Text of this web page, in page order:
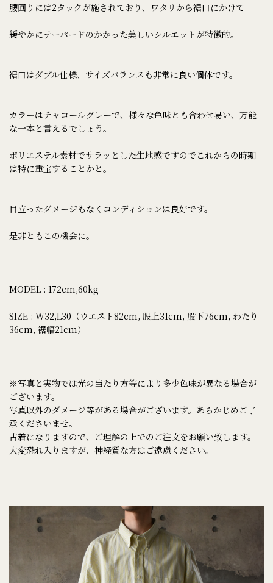
腰回りには2タックが施されており、ワタリから裾口にかけて
緩やかにテーパードのかかった美しいシルエットが特徴的。
裾口はダブル仕様、サイズバランスも非常に良い個体です。
カラーはチャコールグレーで、様々な色味とも合わせ易い、万能
な一本と言えるでしょう。
ポリエステル素材でサラッとした生地感ですのでこれからの時期
は特に重宝することかと。
目立ったダメージもなくコンディションは良好です。
是非ともこの機会に。
MODEL : 172cm,60kg
SIZE : W32,L30（ウエスト82cm, 股上31cm, 股下76cm, わたり
36cm, 裾幅21cm）
※写真と実物では光の当たり方等により多少色味が異なる場合が
ございます。
写真以外のダメージ等がある場合がございます。あらかじめご了
承くださいませ。
古着になりますので、ご理解の上でのご注文をお願い致します。
大変恐れ入りますが、神経質な方はご遠慮ください。